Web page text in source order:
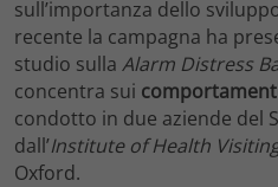
sull’importanza dello
recente la campagna ha
studio sulla Alarm Distress
concentra sui
condotto in due aziende del
dall’Institute of Health
Oxford.